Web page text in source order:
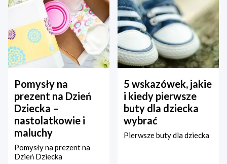
Pomysły na
prezent na Dzień
Dziecka –
nastolatkowie i
maluchy
Pomysły na prezent na
Dzień Dziecka
5 wskazówek, jakie
i kiedy pierwsze
buty dla dziecka
wybrać
Pierwsze buty dla dziecka